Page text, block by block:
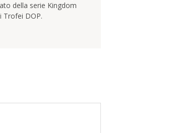
della serie Kingdom
Trofei DOP.